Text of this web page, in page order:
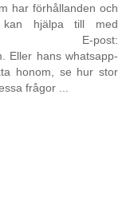
har förhållanden och
kan hjälpa till med
E-post:
Eller hans whatsapp-
honom, se hur stor
frågor ...